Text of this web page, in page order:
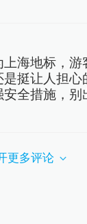
海地标，游
挺让人担心
全措施，别
更多评论